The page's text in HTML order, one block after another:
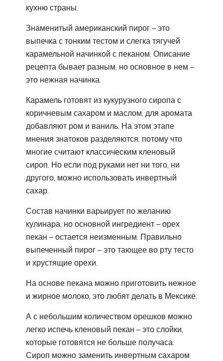
кухню страны.
Знаменитый американский пирог – это
выпечка с тонким тестом и слегка тягучей
карамельной начинкой с пеканом. Описание
рецепта бывает разным, но основное в нем –
это нежная начинка.
Карамель готовят из кукурузного сиропа с
коричневым сахаром и маслом, для аромата
добавляют ром и ваниль. На этом этапе
мнения знатоков разделяются, потому что
многие считают классическим кленовый
сироп. Но если под руками нет ни того, ни
другого, можно использовать инвертный
сахар.
Состав начинки варьирует по желанию
кулинара, но основной ингредиент – орех
пекан – остается неизменным. Правильно
выпеченный пирог – это тающее во рту тесто
и хрустящие орехи.
На основе пекана можно приготовить нежное
и жирное молоко, это любят делать в Мексике.
А с небольшим количеством орешков можно
легко испечь кленовый пекан – это слойки,
которые готовятся не больше получаса.
Сироп можно заменить инвертным сахаром